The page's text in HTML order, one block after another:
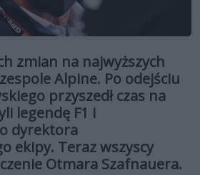
zmian na najwyższych
Alpine. Po odejściu
przyszedł czas na
legendę F1 i
dyrektora
ekipy. Teraz wszyscy
Otmara Szafnauera.